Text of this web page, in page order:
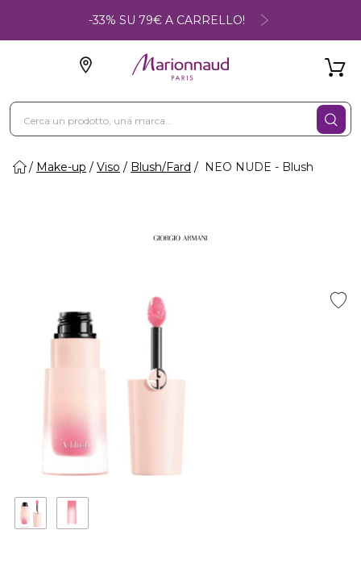
-33% SU 79€ A CARRELLO!
Make-up Viso Blush/Fard NEO NUDE - Blush